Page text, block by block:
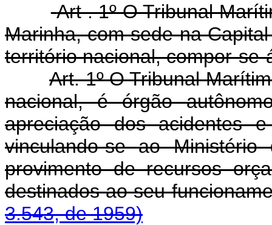
Art . 1º O Tribunal
Marinha, com sede na
território nacional, compor-
Art. 1º O Tribunal
nacional, é órgão
apreciação dos acidentes
vinculando-se ao
provimento de recursos
destinados ao seu
3.543, de 1959)